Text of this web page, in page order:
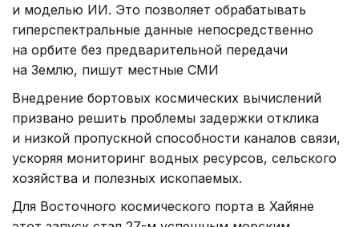
и моделью ИИ. Это позволяет обрабатывать
гиперспектральные данные непосредственно
на орбите без предварительной передачи
на Землю, пишут местные СМИ
Внедрение бортовых космических вычислений
призвано решить проблемы задержки отклика
и низкой пропускной способности каналов связи,
ускоряя мониторинг водных ресурсов, сельского
хозяйства и полезных ископаемых.
Для Восточного космического порта в Хайяне